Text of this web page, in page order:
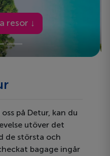
resor ↓
på Detur, kan du
utöver det
de största och
bagage ingår